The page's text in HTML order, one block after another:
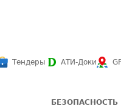
Тендеры АТИ-Доки
БЕЗОПАСНОСТЬ